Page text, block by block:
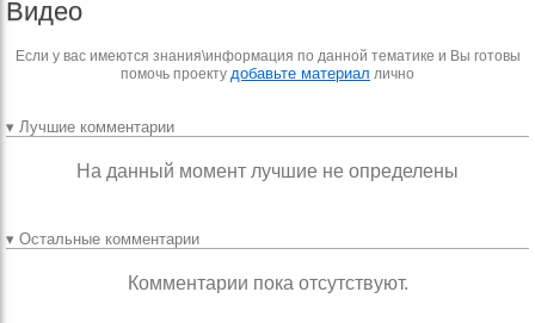
Видео
Если у вас имеются знания\информация по данной тематике и Вы готовы
помочь проекту добавьте материал лично
▾ Лучшие комментарии
На данный момент лучшие не определены
▾ Остальные комментарии
Комментарии пока отсутствуют.